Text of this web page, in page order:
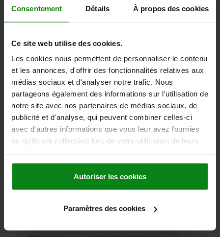
Consentement Détails À propos des cookies
Ce site web utilise des cookies.
Les cookies nous permettent de personnaliser le contenu
et les annonces, d'offrir des fonctionnalités relatives aux
médias sociaux et d'analyser notre trafic. Nous
partageons également des informations sur l'utilisation de
notre site avec nos partenaires de médias sociaux, de
publicité et d'analyse, qui peuvent combiner celles-ci
avec d'autres informations que vous leur avez fournies
ou qu'ils ont collectées lors de votre utilisation de leurs
Autoriser les cookies
Paramètres des cookies
HAUTEUR DE POIGNÉE=31 H4=34
LONGUEUR DE POIGNÉE=40
LONGUEUR DE POIGNÉE=47
12,24 €
hors TVA
DÉTAILS
06442 STM inch
COLORIS DU CORPS DE BASE=GRIS CLAIR RAL 7035